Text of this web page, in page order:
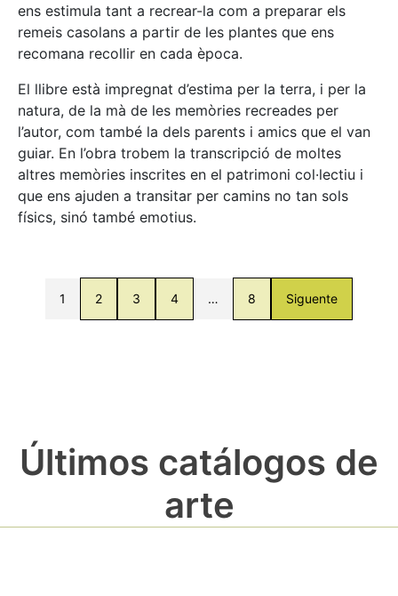
ens estimula tant a recrear-la com a preparar els
remeis casolans a partir de les plantes que ens
recomana recollir en cada època.
El llibre està impregnat d’estima per la terra, i per la
natura, de la mà de les memòries recreades per
l’autor, com també la dels parents i amics que el van
guiar. En l’obra trobem la transcripció de moltes
altres memòries inscrites en el patrimoni col·lectiu i
que ens ajuden a transitar per camins no tan sols
físics, sinó també emotius.
1 2 3 4 … 8 Siguente
Últimos catálogos de
arte